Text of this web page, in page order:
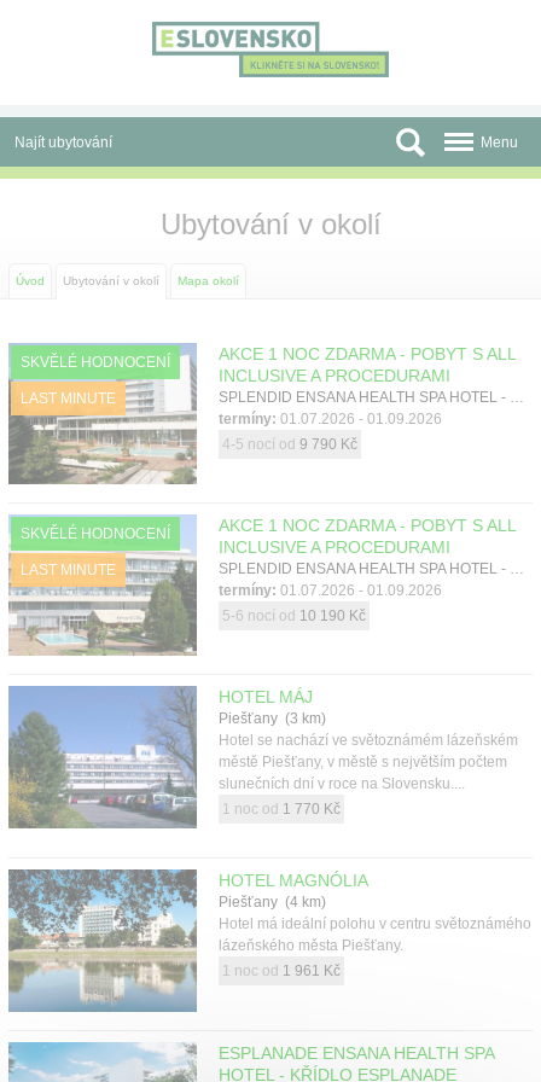
Najít ubytování
Skupiny a konference
Před cestou
Atrakce
Kontakt
Menu
Ubytování v okolí
Úvod Ubytování v okolí Mapa okolí
SKVĚLÉ HODNOCENÍ
LAST MINUTE
AKCE 1 NOC ZDARMA - POBYT S ALL
INCLUSIVE A PROCEDURAMI
SPLENDID ENSANA HEALTH SPA HOTEL - KŘÍDLO GRAND, Piešťany, Západní Slovensko
termíny: 01.07.2026 - 01.09.2026
4-5 nocí od 9 790 Kč
SKVĚLÉ HODNOCENÍ
LAST MINUTE
AKCE 1 NOC ZDARMA - POBYT S ALL
INCLUSIVE A PROCEDURAMI
SPLENDID ENSANA HEALTH SPA HOTEL - KŘÍDLO SPLENDID, Piešťany, Západní Slovensko
termíny: 01.07.2026 - 01.09.2026
5-6 nocí od 10 190 Kč
HOTEL MÁJ
Piešťany (3 km)
Hotel se nachází ve světoznámém lázeňském
městě Piešťany, v městě s největším počtem
slunečních dní v roce na Slovensku....
1 noc od 1 770 Kč
HOTEL MAGNÓLIA
Piešťany (4 km)
Hotel má ideální polohu v centru světoznámého
lázeňského města Piešťany.
1 noc od 1 961 Kč
ESPLANADE ENSANA HEALTH SPA
HOTEL - KŘÍDLO ESPLANADE